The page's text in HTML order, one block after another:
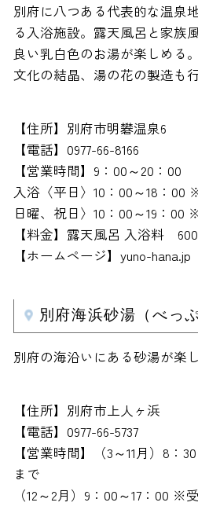
別府に八つある代表的な温泉
る入浴施設。露天風呂と家族
良い乳白色のお湯が楽しめる
文化の結晶、湯の花の製造も
【住所】別府市明礬温泉6
【電話】0977-66-8166
【営業時間】9：00～20：00
入浴〈平日〉10：00～18：00
日曜、祝日〉10：00～19：00
【料金】露天風呂 入浴料
【ホームページ】yuno-hana.jp
別府海浜砂湯（べっ
別府の海沿いにある砂湯が楽
【住所】別府市上人ヶ浜
【電話】0977-66-5737
【営業時間】（3～11月）8：
まで
（12～2月）9：00～17：00 ※